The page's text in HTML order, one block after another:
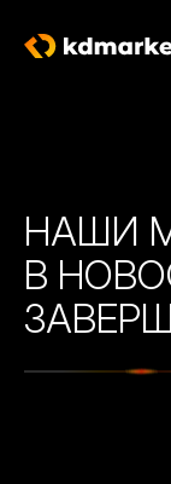
НАШИ
В